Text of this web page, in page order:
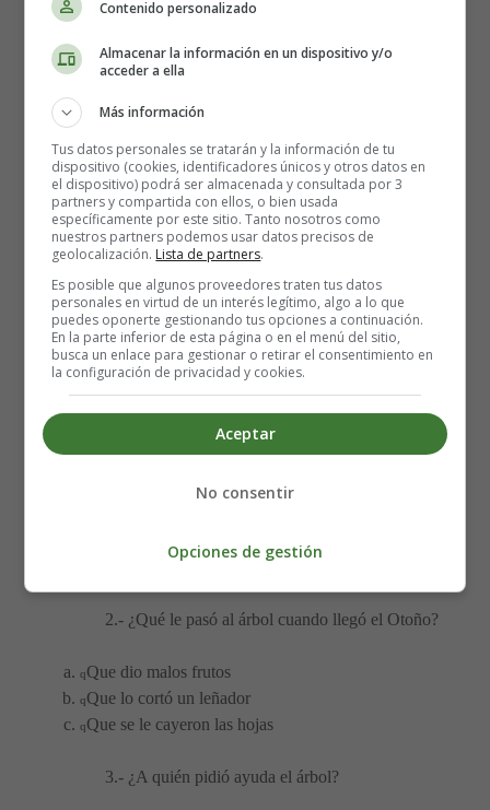
El árbol se puso contento porque con aquellas
hojas no tenía frío.
Pasó el tiempo y las lluvias estropearon las hojas
de papel. Pero justo en ese momento llegó la primavera y
al árbol le volvieron a salir sus hojas. Y eran de un color
verde claro precioso. Entonces el árbol se sintió
completamente feliz.
Contesta a estas preguntas, rodeando
la respuesta correcta y sin mirar el
texto.
2.- ¿Qué le pasó al árbol cuando llegó el Otoño?
qQue dio malos frutos
qQue lo cortó un leñador
qQue se le cayeron las hojas
3.- ¿A quién pidió ayuda el árbol?
Contenido personalizado
Almacenar la información en un dispositivo y/o
acceder a ella
Más información
Tus datos personales se tratarán y la información de tu
dispositivo (cookies, identificadores únicos y otros datos en
el dispositivo) podrá ser almacenada y consultada por 3
partners y compartida con ellos, o bien usada
específicamente por este sitio. Tanto nosotros como
nuestros partners podemos usar datos precisos de
geolocalización. Lista de partners.
Es posible que algunos proveedores traten tus datos
personales en virtud de un interés legítimo, algo a lo que
puedes oponerte gestionando tus opciones a continuación.
En la parte inferior de esta página o en el menú del sitio,
busca un enlace para gestionar o retirar el consentimiento en
la configuración de privacidad y cookies.
Aceptar
No consentir
Opciones de gestión